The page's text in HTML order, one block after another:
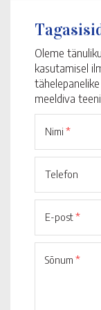
Oleme
kasutamisel
meeldiva
Nimi *
Telefon
E-post*
Sõnum *